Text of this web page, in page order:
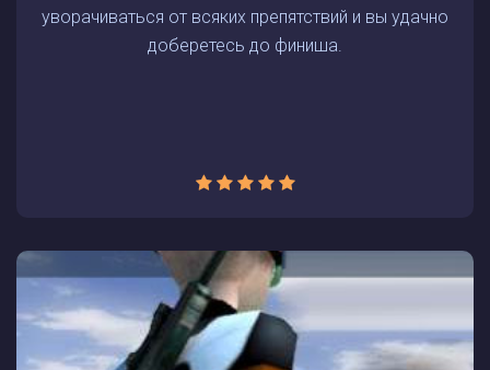
уворачиваться от всяких препятствий и вы удачно
доберетесь до финиша.